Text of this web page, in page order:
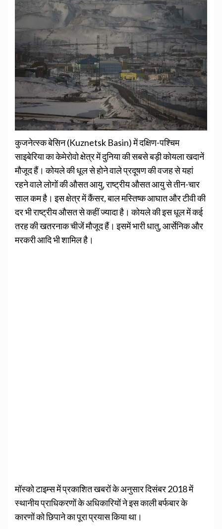
कुजनेत्स्क बेसिन (Kuznetsk Basin) में दक्षिण-पश्चिम
साइबेरिया का केमेरोवो क्षेत्र में दुनिया की सबसे बड़ी कोयला खदानें
मौजूद हैं। कोयले की धूल से होने वाले प्रदूषण की वजह से यहां
रहने वाले लोगों की औसत आयु, राष्ट्रीय औसत आयु से तीन-चार
साल कम है। इस क्षेत्र में कैंसर, बाल मस्तिष्क आघात और टीवी की
दर भी राष्ट्रीय औसत से कहीं ज्यादा है। कोयले की इस धूल में कई
तरह की खतरनाक चीजें मौजूद हैं। इसमें भारी धातु, आर्सेनिक और
मरकरी आदि भी शामिल है।
मॉस्को टाइम्स में प्रकाशित खबरों के अनुसार दिसंबर 2018 में
स्थानीय प्राधिकरणों के अधिकारियों ने इस काली बर्फबार के
कारणों को छिपाने का पूरा प्रयास किया था।